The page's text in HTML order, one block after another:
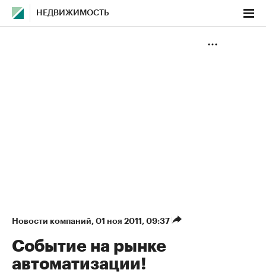
НЕДВИЖИМОСТЬ
Новости компаний⁠, 01 ноя 2011, 09:37
Событие на рынке
автоматизации!